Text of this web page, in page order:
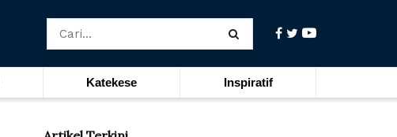
Katekese Inspiratif